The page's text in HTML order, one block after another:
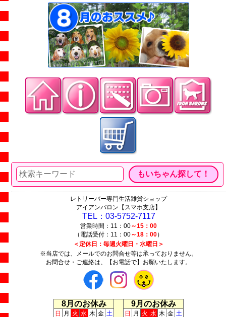
レトリーバー専門生活雑貨ショップ
アイアンバロン【スマホ支店】
TEL：03-5752-7117
営業時間：11：00～15：00
（電話受付：11：00～18：00）
＜定休日：毎週火曜日・水曜日＞
※当店では、メールでのお問合せ等は承っておりません。
お問合せ・ご連絡は、【お電話で】お願いたします。
8月のお休み 9月のお休み
日 月 火 水 木 金 土 日 月 火 水 木 金 土